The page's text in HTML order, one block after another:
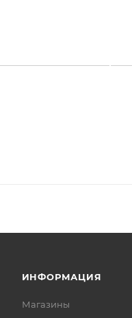
ИНФОРМАЦИЯ
Магазины